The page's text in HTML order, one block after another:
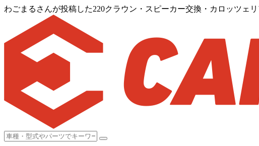
わごまるさんが投稿した220クラウン・スピーカー交換・カロッツェ